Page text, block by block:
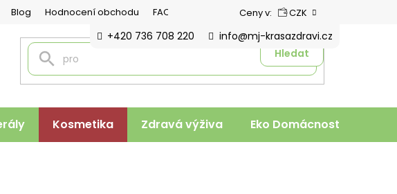
Blog Hodnocení obchodu FAQ Ceny v: CZK
Hledat
+420 736 708 220 info@mj-krasazdravi.cz
Kosmetika Zdravá výživa Eko Domácnost